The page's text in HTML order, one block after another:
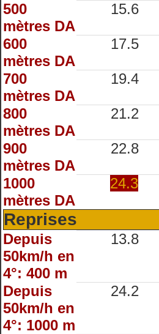
500
mètres DA
15.6
600
mètres DA
17.5
700
mètres DA
19.4
800
mètres DA
21.2
900
mètres DA
22.8
1000
mètres DA
24.3
Reprises
Depuis
50km/h en
4°: 400 m
13.8
Depuis
50km/h en
4°: 1000 m
24.2